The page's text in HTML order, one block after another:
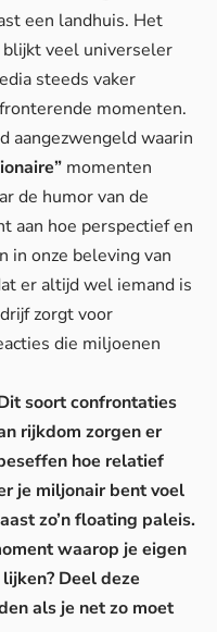
een landhuis. Het
veel universeler
steeds vaker
momenten.
aangezwengeld waarin
momenten
de humor van de
aan hoe perspectief en
in onze beleving van
er altijd wel iemand is
zorgt voor
die miljoenen
soort confrontaties
rijkdom zorgen er
hoe relatief
je miljonair bent voel
zo’n floating paleis.
waarop je eigen
Deel deze
als je net zo moet